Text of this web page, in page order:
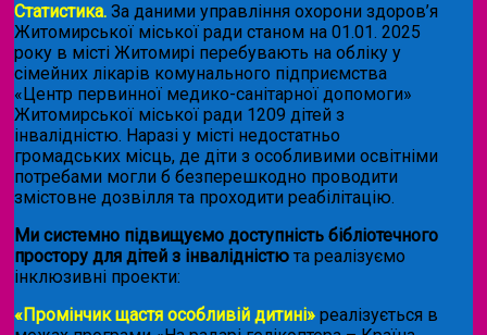
Статистика. За даними управління охорони здоров’я
Житомирської міської ради станом на 01.01. 2025
року в місті Житомирі перебувають на обліку у
сімейних лікарів комунального підприємства
«Центр первинної медико-санітарної допомоги»
Житомирської міської ради 1209 дітей з
інвалідністю. Наразі у місті недостатньо
громадських місць, де діти з особливими освітніми
потребами могли б безперешкодно проводити
змістовне дозвілля та проходити реабілітацію.
Ми системно підвищуємо доступність бібліотечного
простору для дітей з інвалідністю та реалізуємо
інклюзивні проекти:
«Промінчик щастя особливій дитині» реалізується в